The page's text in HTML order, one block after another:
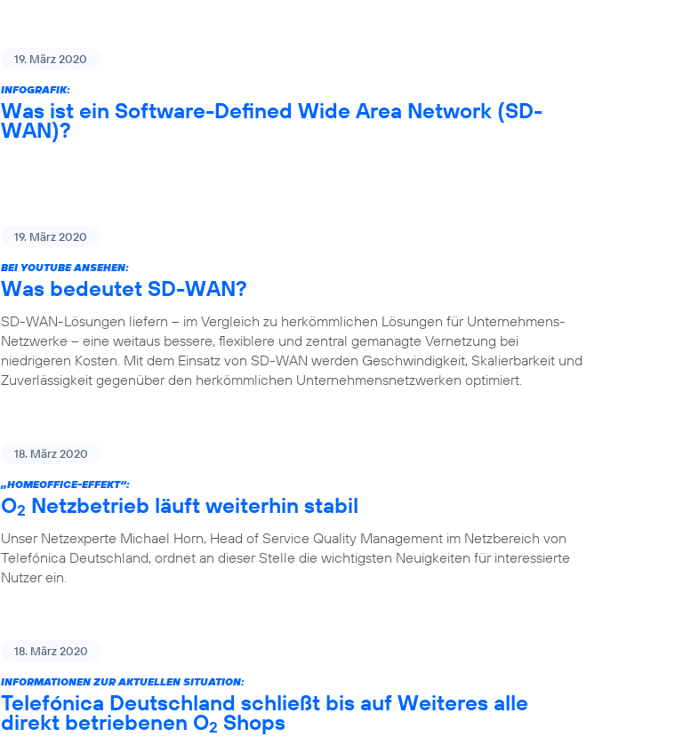
19. März 2020
INFOGRAFIK:
Was ist ein Software-Defined Wide Area Network (SD-
WAN)?
19. März 2020
BEI YOUTUBE ANSEHEN:
Was bedeutet SD-WAN?
SD-WAN-Lösungen liefern – im Vergleich zu herkömmlichen Lösungen für Unternehmens-
Netzwerke – eine weitaus bessere, flexiblere und zentral gemanagte Vernetzung bei
niedrigeren Kosten. Mit dem Einsatz von SD-WAN werden Geschwindigkeit, Skalierbarkeit und
Zuverlässigkeit gegenüber den herkömmlichen Unternehmensnetzwerken optimiert.
18. März 2020
„HOMEOFFICE-EFFEKT“:
O2 Netzbetrieb läuft weiterhin stabil
Unser Netzexperte Michael Horn, Head of Service Quality Management im Netzbereich von
Telefónica Deutschland, ordnet an dieser Stelle die wichtigsten Neuigkeiten für interessierte
Nutzer ein.
18. März 2020
INFORMATIONEN ZUR AKTUELLEN SITUATION:
Telefónica Deutschland schließt bis auf Weiteres alle
direkt betriebenen O2 Shops